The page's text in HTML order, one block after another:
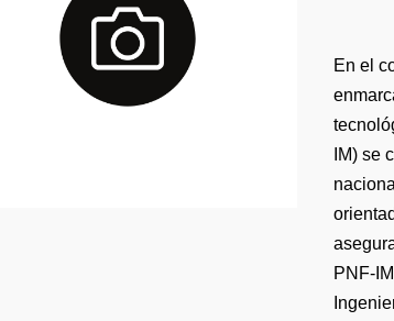
En el
IM) se
PNF-